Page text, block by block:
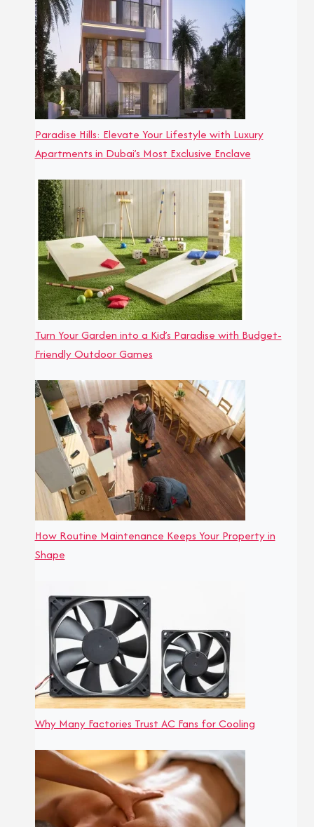
Paradise Hills: Elevate Your Lifestyle with Luxury
Apartments in Dubai’s Most Exclusive Enclave
Turn Your Garden into a Kid’s Paradise with Budget-
Friendly Outdoor Games
How Routine Maintenance Keeps Your Property in
Shape
Why Many Factories Trust AC Fans for Cooling